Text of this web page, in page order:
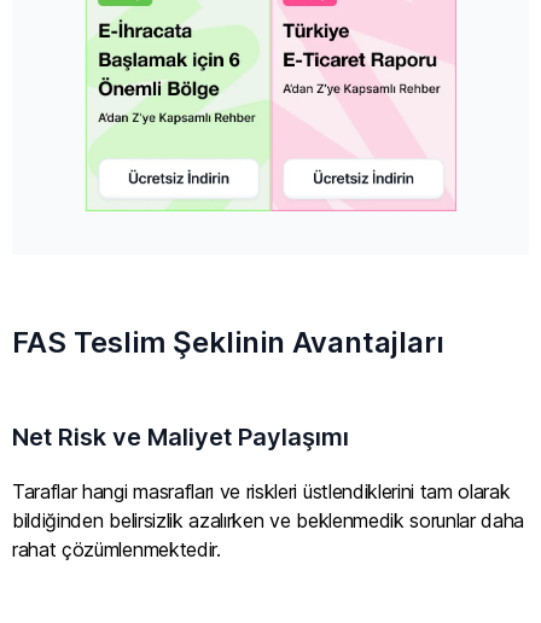
FAS Teslim Şeklinin Avantajları
Net Risk ve Maliyet Paylaşımı
Taraflar hangi masrafları ve riskleri üstlendiklerini tam olarak
bildiğinden belirsizlik azalırken ve beklenmedik sorunlar daha
rahat çözümlenmektedir.